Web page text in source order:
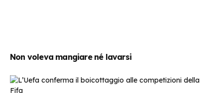
Non voleva mangiare né lavarsi